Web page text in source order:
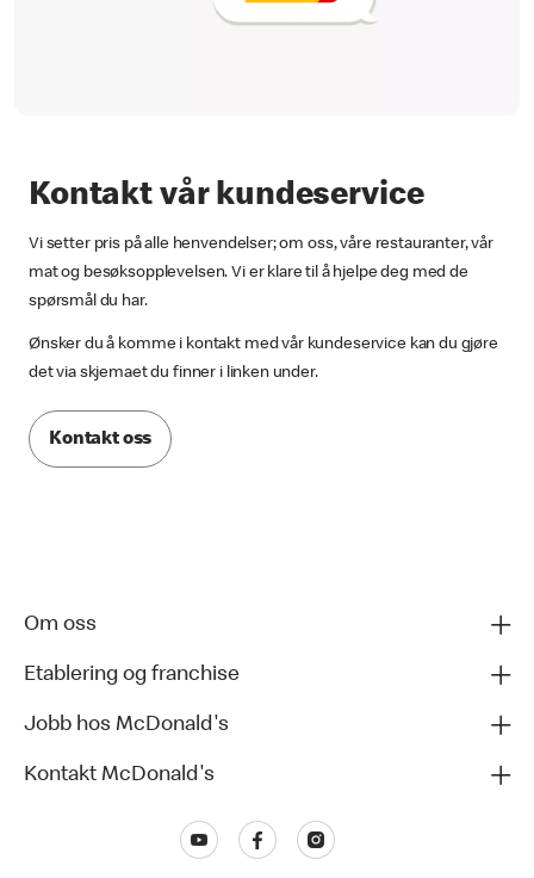
Kontakt vår kundeservice
Vi setter pris på alle henvendelser; om oss, våre restauranter, vår
mat og besøksopplevelsen. Vi er klare til å hjelpe deg med de
spørsmål du har.
Ønsker du å komme i kontakt med vår kundeservice kan du gjøre
det via skjemaet du finner i linken under.
Kontakt oss
Om oss
Etablering og franchise
Jobb hos McDonald's
Kontakt McDonald's